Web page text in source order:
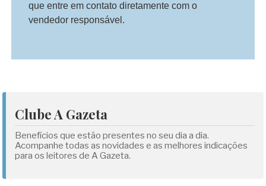
que entre em contato diretamente com o
vendedor responsável.
Clube A Gazeta
Benefícios que estão presentes no seu dia a dia.
Acompanhe todas as novidades e as melhores indicações
para os leitores de A Gazeta.